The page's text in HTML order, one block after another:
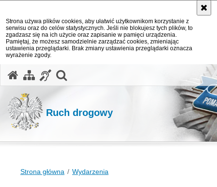
Strona używa plików cookies, aby ułatwić użytkownikom korzystanie z
serwisu oraz do celów statystycznych. Jeśli nie blokujesz tych plików, to
zgadzasz się na ich użycie oraz zapisanie w pamięci urządzenia.
Pamiętaj, że możesz samodzielnie zarządzać cookies, zmieniając
ustawienia przeglądarki. Brak zmiany ustawienia przeglądarki oznacza
wyrażenie zgody.
Ruch drogowy
Strona główna Wydarzenia